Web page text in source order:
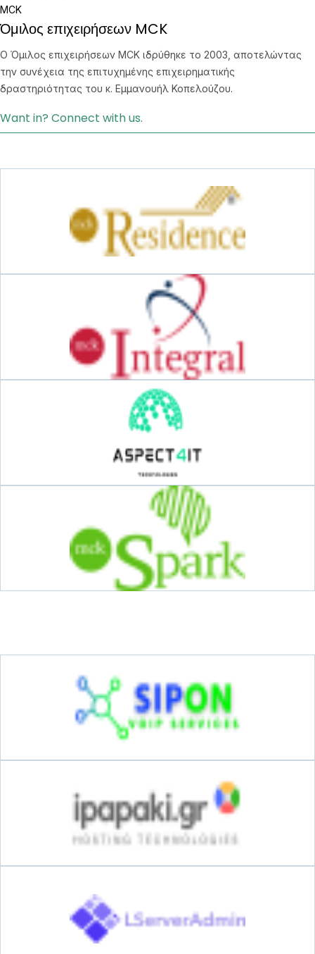
Όμιλος επιχειρήσεων MCK
O Όμιλος επιχειρήσεων MCK ιδρύθηκε το 2003, αποτελώντας
την συνέχεια της επιτυχημένης επιχειρηματικής
δραστηριότητας του κ. Εμμανουήλ Κοπελούζου.
Want in? Connect with us.